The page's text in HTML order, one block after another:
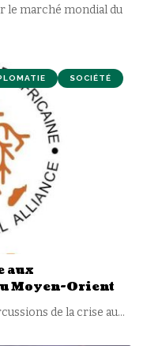
le marché mondial du
SOCIÉTÉ
aux
Moyen-Orient
de la crise au…